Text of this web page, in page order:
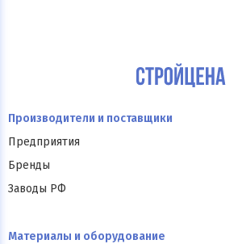
Производители и поставщики
Предприятия
Бренды
Заводы РФ
Материалы и оборудование